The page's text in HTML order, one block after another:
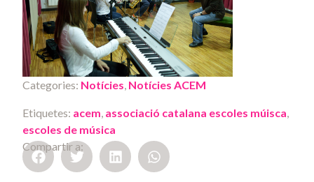
Categories: Notícies, Notícies ACEM
Etiquetes: acem, associació catalana escoles múisca,
escoles de música
Compartir a: